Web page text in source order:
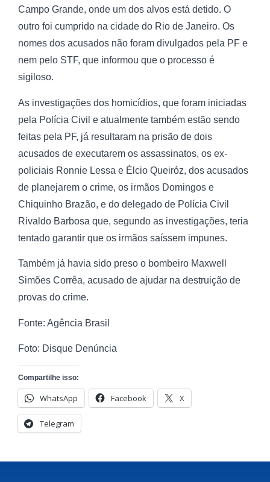
Campo Grande, onde um dos alvos está detido. O
outro foi cumprido na cidade do Rio de Janeiro. Os
nomes dos acusados não foram divulgados pela PF e
nem pelo STF, que informou que o processo é
sigiloso.
As investigações dos homicídios, que foram iniciadas
pela Polícia Civil e atualmente também estão sendo
feitas pela PF, já resultaram na prisão de dois
acusados de executarem os assassinatos, os ex-
policiais Ronnie Lessa e Élcio Queiróz, dos acusados
de planejarem o crime, os irmãos Domingos e
Chiquinho Brazão, e do delegado de Polícia Civil
Rivaldo Barbosa que, segundo as investigações, teria
tentado garantir que os irmãos saíssem impunes.
Também já havia sido preso o bombeiro Maxwell
Simões Corrêa, acusado de ajudar na destruição de
provas do crime.
Fonte: Agência Brasil
Foto: Disque Denúncia
Compartilhe isso:
WhatsApp Facebook X
Telegram